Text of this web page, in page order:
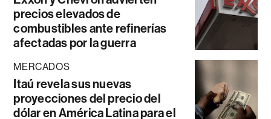
precios elevados de
combustibles ante refinerías
afectadas por la guerra
MERCADOS
Itaú revela sus nuevas
proyecciones del precio del
dólar en América Latina para el